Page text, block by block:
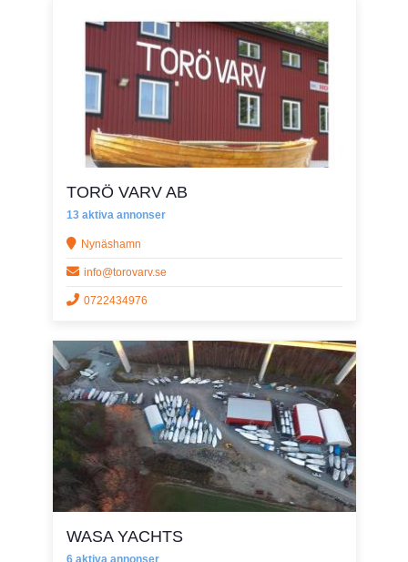
TORÖ VARV AB
13 aktiva annonser
Nynäshamn
info@torovarv.se
0722434976
WASA YACHTS
6 aktiva annonser